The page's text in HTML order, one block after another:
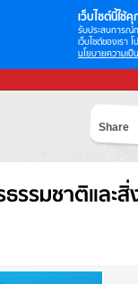
เว็บไซต์นี้ใช้คุ
รับประสบการณ์
เว็บไซต์ของเรา
นโยบายความเป็
Share
รรมชาติและ